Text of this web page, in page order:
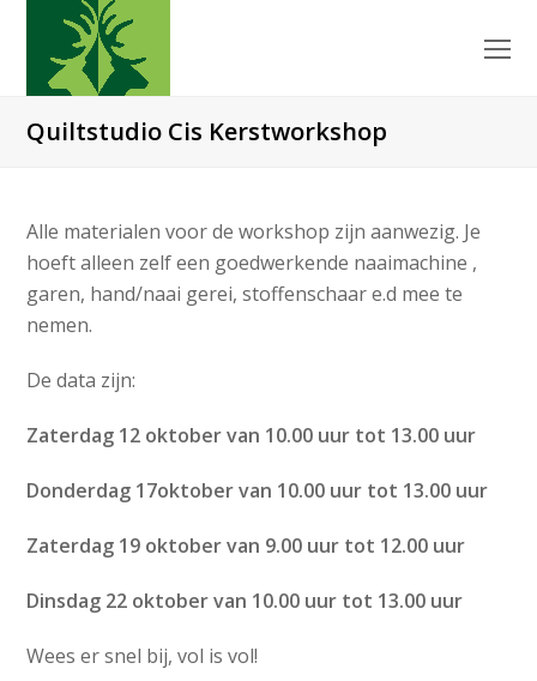
Quiltstudio Cis Kerstworkshop
Alle materialen voor de workshop zijn aanwezig. Je
hoeft alleen zelf een goedwerkende naaimachine ,
garen, hand/naai gerei, stoffenschaar e.d mee te
nemen.
De data zijn:
Zaterdag 12 oktober van 10.00 uur tot 13.00 uur
Donderdag 17oktober van 10.00 uur tot 13.00 uur
Zaterdag 19 oktober van 9.00 uur tot 12.00 uur
Dinsdag 22 oktober van 10.00 uur tot 13.00 uur
Wees er snel bij, vol is vol!